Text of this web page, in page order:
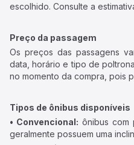
escolhido. Consulte a
Preço da passagem
Os preços das passagens
data, horário e tipo de
no momento da compra, pois
Tipos de ônibus disponíveis
• Convencional: ônibus com
geralmente possuem uma